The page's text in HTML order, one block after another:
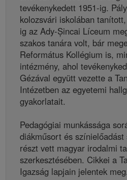
tevékenykedett 1951-ig.
kolozsvári iskolában
ig az Ady-Șincai Líceum
szakos tanára volt, bár
Református Kollégium is,
intézmény, ahol
Gézával együtt vezette a
Intézetben az egyetemi
gyakorlatait.
Pedagógiai munkássága
diákműsort és
részt vett magyar irodalmi
szerkesztésében. Cikkei a
Igazság lapjain jelentek meg.